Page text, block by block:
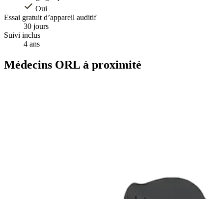
Oui
Essai gratuit d’appareil auditif
30 jours
Suivi inclus
4 ans
Médecins ORL à proximité